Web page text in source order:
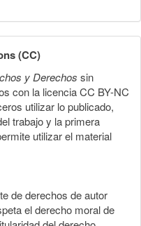
(CC)
y Derechos sin
con la licencia CC BY-NC
utilizar lo publicado,
trabajo y la primera
utilizar el material
de derechos de autor
el derecho moral de